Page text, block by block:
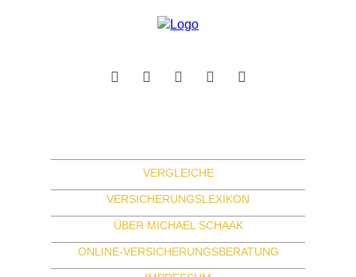
VERGLEICHE
VERSICHERUNGSLEXIKON
ÜBER MICHAEL SCHAAK
ONLINE-VERSICHERUNGSBERATUNG